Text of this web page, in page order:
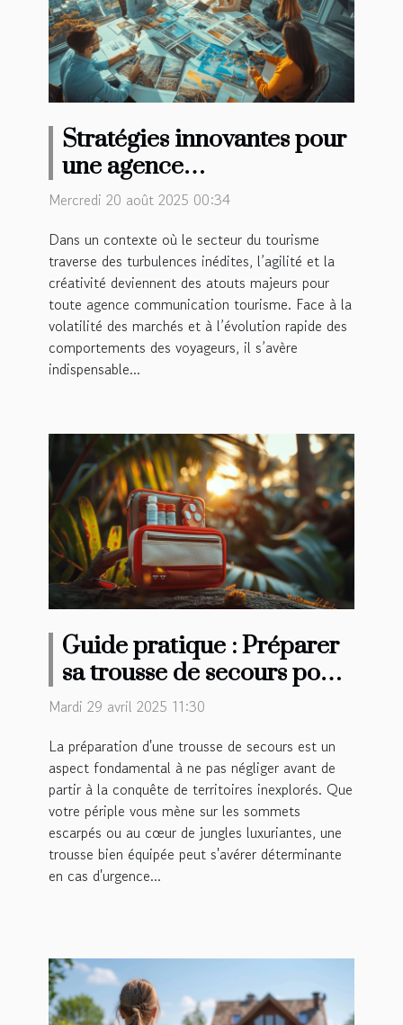
Stratégies innovantes pour
une agence
communication tourisme
Mercredi 20 août 2025 00:34
Dans un contexte où le secteur du tourisme
traverse des turbulences inédites, l’agilité et la
créativité deviennent des atouts majeurs pour
toute agence communication tourisme. Face à la
volatilité des marchés et à l’évolution rapide des
comportements des voyageurs, il s’avère
indispensable...
Guide pratique : Préparer
sa trousse de secours pour
des aventures lointaines
Mardi 29 avril 2025 11:30
La préparation d'une trousse de secours est un
aspect fondamental à ne pas négliger avant de
partir à la conquête de territoires inexplorés. Que
votre périple vous mène sur les sommets
escarpés ou au cœur de jungles luxuriantes, une
trousse bien équipée peut s'avérer déterminante
en cas d'urgence...